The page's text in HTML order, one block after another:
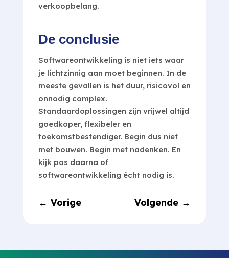
verkoopbelang.
De conclusie
Softwareontwikkeling is niet iets waar
je lichtzinnig aan moet beginnen. In de
meeste gevallen is het duur, risicovol en
onnodig complex.
Standaardoplossingen zijn vrijwel altijd
goedkoper, flexibeler en
toekomstbestendiger. Begin dus niet
met bouwen. Begin met nadenken. En
kijk pas daarna of
softwareontwikkeling écht nodig is.
← Vorige Volgende →